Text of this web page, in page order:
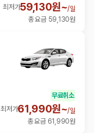
최저가59,130원~/일
총 요금 59,130원
무료취소
최저가61,990원~/일
총 요금 61,990원